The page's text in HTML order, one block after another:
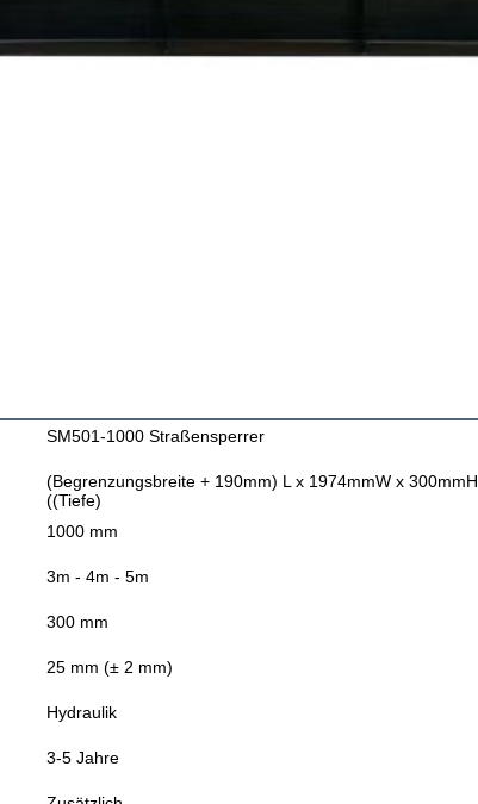
SM501-1000 Straßensperrer
(Begrenzungsbreite + 190mm) L x 1974mmW x 300mmH
((Tiefe)
1000 mm
3m - 4m - 5m
300 mm
25 mm (± 2 mm)
Hydraulik
3-5 Jahre